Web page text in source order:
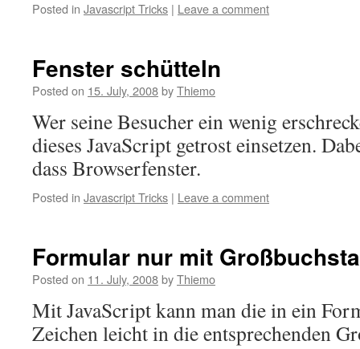
Posted in Javascript Tricks | Leave a comment
Fenster schütteln
Posted on 15. July, 2008byThiemo
Wer seine Besucher ein wenig
dieses JavaScript getrost einsetzen.
dass Browserfenster.
Posted in Javascript Tricks | Leave a comment
Formular nur mit
Posted on 11. July, 2008byThiemo
Mit JavaScript kann man die in ein
Zeichen leicht in die entsprechenden